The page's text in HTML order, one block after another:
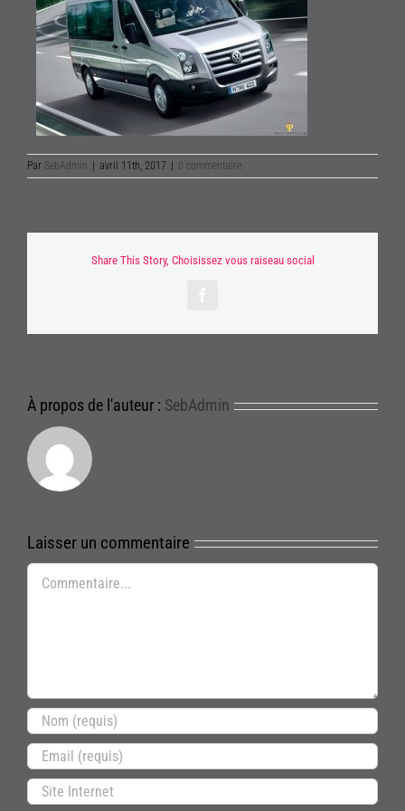
Par SebAdmin avril 11th, 2017 0 commentaire
Share This Story, Choisissez vous raiseau social
À propos de l'auteur : SebAdmin
Laisser un commentaire
Commentaire